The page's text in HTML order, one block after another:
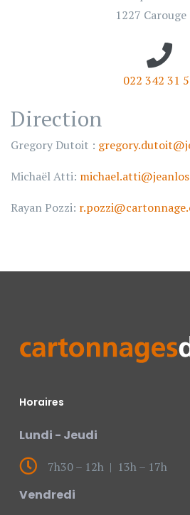
1227 Carouge
022 342 31
Direction
Gregory Dutoit :
Michaël Atti:
Rayan Pozzi:
Horaires
Lundi - Jeudi
7h30 – 12h | 13h – 17h
Vendredi